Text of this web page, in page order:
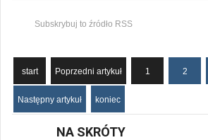
Subskrybuj to źródło RSS
start Poprzedni artykuł 1 2
Następny artykuł koniec
NA SKRÓTY